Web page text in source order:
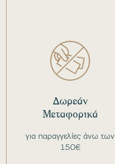
για παραγγελίες άνω των
150€
Δωρεάν
Μεταφορικά